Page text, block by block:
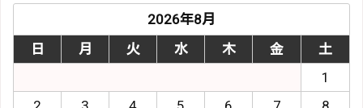
2026年8月
日
月 火 水 木 金
土
1